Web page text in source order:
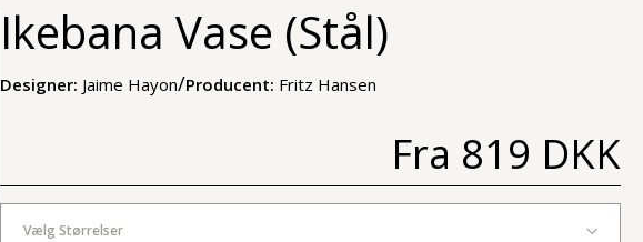
Ikebana Vase (stål)
Designer: Jaime Hayon/Producent: Fritz Hansen
Fra 819 DKK
Vælg Størrelser